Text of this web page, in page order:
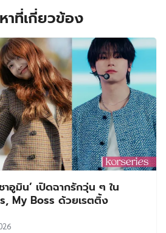
าที่เกี่ยวข้อง
อูมิน’ เปิดฉากรักวุ่น ๆ ใน
My Boss ด้วยเรตติ้ง